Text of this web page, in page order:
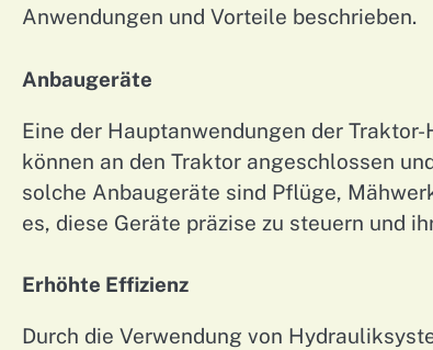
Anwendungen und Vorteile beschrieben.
Anbaugeräte
Eine der Hauptanwendungen der
können an den Traktor angeschlossen
solche Anbaugeräte sind Pflüge,
es, diese Geräte präzise zu steuern und
Erhöhte Effizienz
Durch die Verwendung von